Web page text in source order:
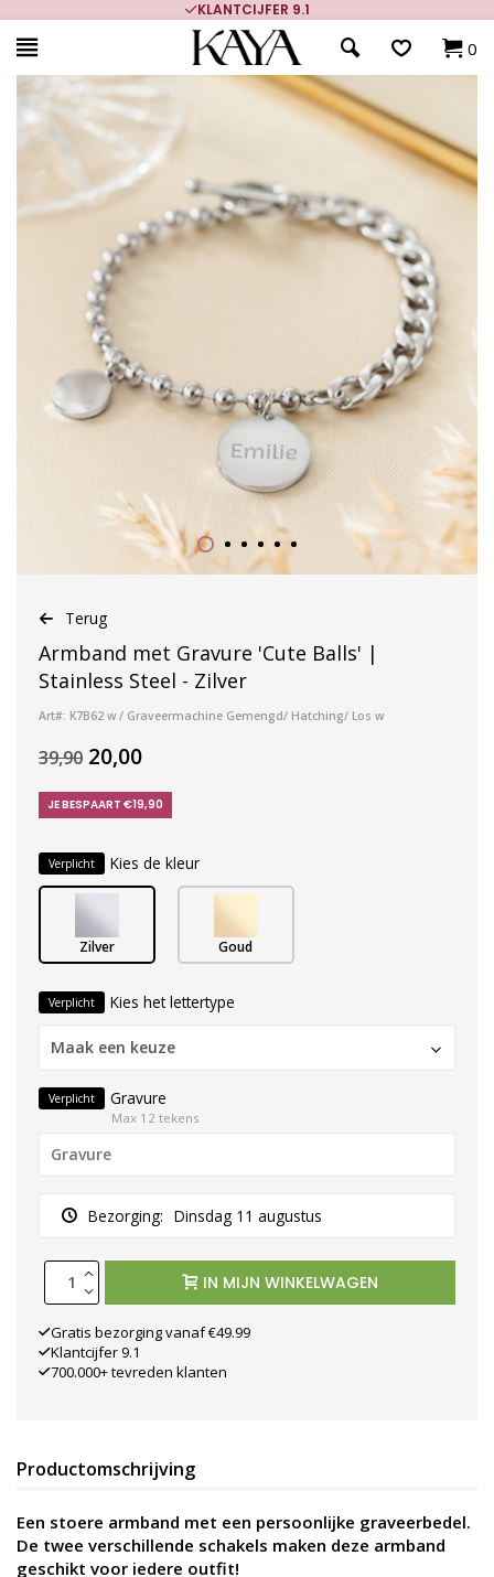
KLANTCIJFER 9.1
0
Terug
Armband met Gravure 'Cute Balls' |
Stainless Steel - Zilver
Art#: K7B62 w / Graveermachine Gemengd/ Hatching/ Los w
39,90 20,00
JE BESPAART €19,90
Verplicht Kies de kleur
Zilver Goud
Verplicht Kies het lettertype
Maak een keuze
Verplicht Gravure
Max 12 tekens
Bezorging: Dinsdag 11 augustus
IN MIJN WINKELWAGEN
Gratis bezorging vanaf €49.99
Klantcijfer 9.1
700.000+ tevreden klanten
Productomschrijving
Een stoere armband met een persoonlijke graveerbedel.
De twee verschillende schakels maken deze armband
geschikt voor iedere outfit!